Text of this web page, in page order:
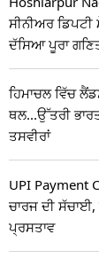
ਸੀਨੀਅਰ
ਦੱਸਿਆ ਪੂਰਾ
ਹਿਮਾਚਲ ਵਿੱਚ
ਥਲ...ਉੱਤਰੀ
ਤਸਵੀਰਾਂ
UPI Payment
ਚਾਰਜ ਦੀ ਸੱਚਾਈ,
ਪ੍ਰਸਤਾਵ